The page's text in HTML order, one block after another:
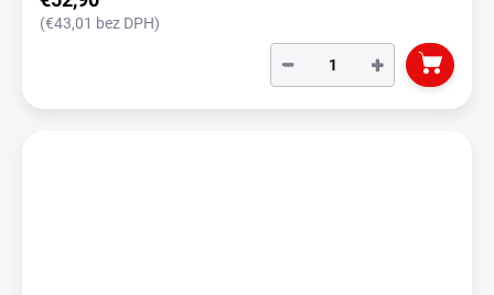
(€43,01 bez DPH)
+
−